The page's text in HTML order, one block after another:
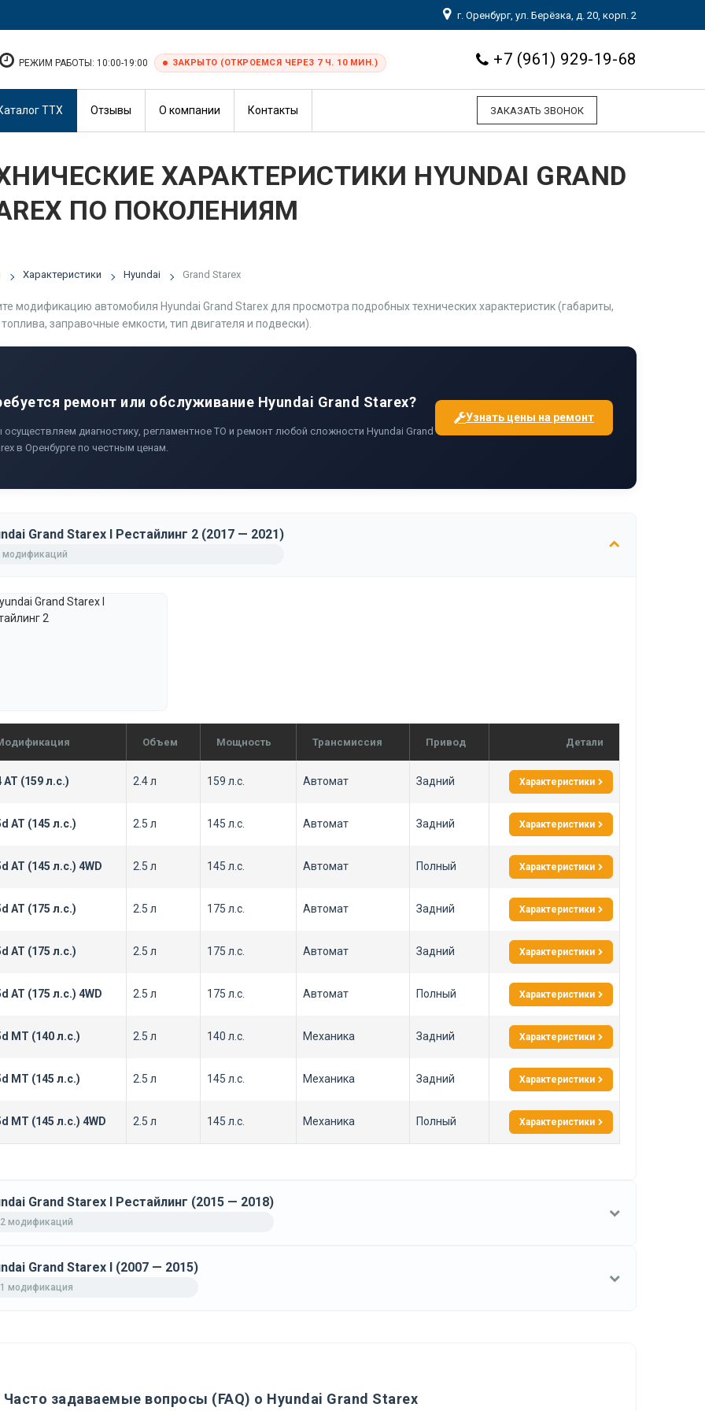
г. Оренбург, ул. Берёзка, д. 20, корп. 2
+7 (961) 929-19-68
РЕЖИМ РАБОТЫ: 10:00-19:00 ЗАКРЫТО (ОТКРОЕМСЯ ЧЕРЕЗ 7 Ч. 10 МИН.)
ЗАКАЗАТЬ ЗВОНОК
ТТХ Отзывы О компании Контакты
ХАРАКТЕРИСТИКИ HYUNDAI GRAND
ПО ПОКОЛЕНИЯМ
Характеристики Hyundai Grand Starex
модификацию автомобиля Hyundai Grand Starex для просмотра подробных технических характеристик (габариты,
заправочные емкости, тип двигателя и подвески).
ремонт или обслуживание Hyundai Grand Starex?
диагностику, регламентное ТО и ремонт любой сложности Hyundai Grand
в Оренбурге по честным ценам.
Узнать цены на ремонт
Grand Starex I Рестайлинг 2 (2017 — 2021)
модификаций
Объем Мощность Трансмиссия Привод Детали
AT (159 л.с.) 2.4 л 159 л.с. Автомат Задний Характеристики
AT (145 л.с.) 2.5 л 145 л.с. Автомат Задний Характеристики
AT (145 л.с.) 4WD 2.5 л 145 л.с. Автомат Полный Характеристики
AT (175 л.с.) 2.5 л 175 л.с. Автомат Задний Характеристики
AT (175 л.с.) 2.5 л 175 л.с. Автомат Задний Характеристики
AT (175 л.с.) 4WD 2.5 л 175 л.с. Автомат Полный Характеристики
MT (140 л.с.) 2.5 л 140 л.с. Механика Задний Характеристики
MT (145 л.с.) 2.5 л 145 л.с. Механика Задний Характеристики
MT (145 л.с.) 4WD 2.5 л 145 л.с. Механика Полный Характеристики
Grand Starex I Рестайлинг (2015 — 2018)
модификаций
Grand Starex I (2007 — 2015)
модификация
Часто задаваемые вопросы (FAQ) о Hyundai Grand Starex